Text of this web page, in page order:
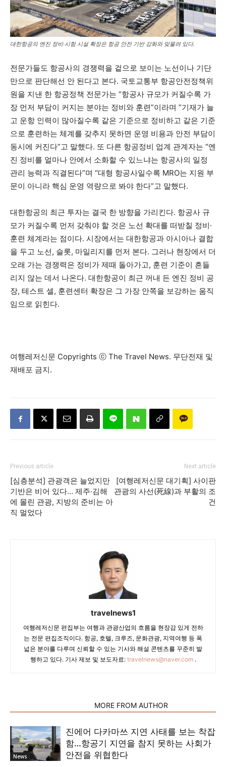
대한항공의 엔진 정비·시험 시설 확장은 항공 안전 기반 강화와 맞물려 있다.
전문가들도 항공사의 경쟁력을 겉으로 보이는 노선이나 기단
만으로 판단해선 안 된다고 본다. 국토교통부 항공안전정책위
원을 지낸 한 항공정책 전문가는 “항공사 규모가 커질수록 가
장 먼저 부담이 커지는 분야는 정비와 훈련”이라며 “기재가 늘
고 운항 인력이 많아질수록 같은 기준으로 정비하고 같은 기준
으로 훈련하는 체계를 갖추지 못하면 운영 비용과 안전 부담이
동시에 커진다”고 말했다. 또 다른 항공정비 업계 관계자는 “엔
진 정비를 얼마나 안에서 소화할 수 있느냐는 항공사의 일정
관리 능력과 직결된다”며 “대형 항공사일수록 MRO는 지원 부
문이 아니라 핵심 운영 역량으로 봐야 한다”고 말했다.
대한항공의 최근 투자는 결국 한 방향을 가리킨다. 항공사 규
모가 커질수록 먼저 갖춰야 할 것은 노선 확대를 떠받칠 정비·
훈련 체계라는 점이다. 시장에서는 대한항공과 아시아나 결합
을 두고 노선, 슬롯, 마일리지를 먼저 본다. 그러나 현장에서 더
오래 가는 경쟁력은 정비가 제때 돌아가고, 훈련 기준이 흔들
리지 않는 데서 나온다. 대한항공이 최근 꺼내 든 엔진 정비 공
장, 테스트 셀, 훈련센터 확장은 그 가장 안쪽을 보강하는 움직
임으로 읽힌다.
여행레저신문 Copyrights ⓒ The Travel News. 무단전재 및
재배포 금지.
Previous article
[심층분석] 관광객은 늘었지만
기반은 비어 있다… 제주·김해
에 몰린 관광, 지방의 준비는 아
직 멀었다
Next article
[여행레저신문 대기획] 사이판
관광의 사선(死線)과 부활의 조
건
travelnews1
여행레저신문 편집부는 여행과 관광산업의 흐름을 현장감 있게 전하
는 전문 편집조직이다. 항공, 호텔, 크루즈, 문화관광, 지역여행 등 폭
넓은 분야를 다루며 신뢰할 수 있는 기사와 해설 콘텐츠를 꾸준히 발
행하고 있다. 기사 제보 및 보도자료: travelnews@naver.com.
MORE FROM AUTHOR
News
진에어 다카마쓰 지연 사태를 보는 착잡
함…항공기 지연을 참지 못하는 사회가
안전을 위협한다